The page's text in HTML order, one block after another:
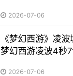
2026-07-06
《梦幻西游》凌
梦幻西游凌波4秒
2026-07-06